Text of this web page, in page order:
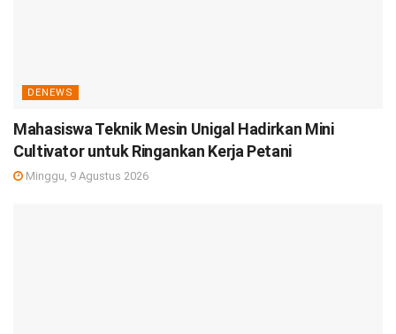
DENEWS
Mahasiswa Teknik Mesin Unigal Hadirkan Mini
Cultivator untuk Ringankan Kerja Petani
Minggu, 9 Agustus 2026